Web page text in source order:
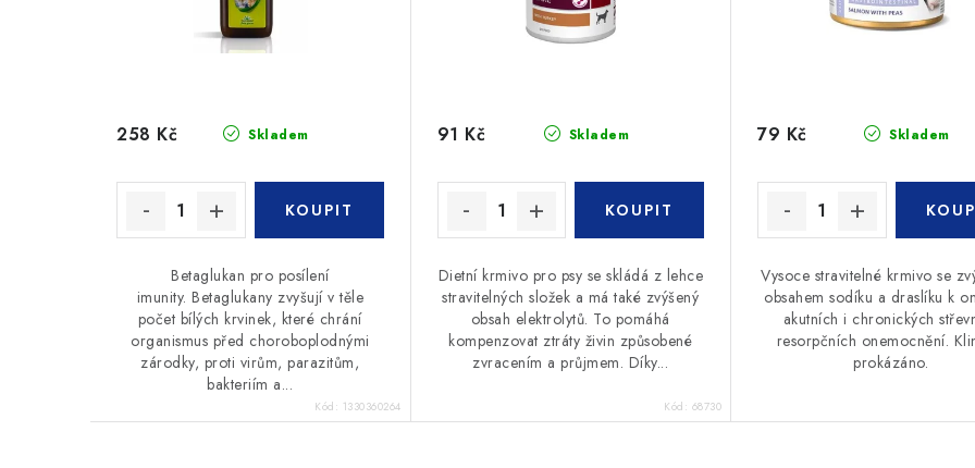
Skladem
258 Kč
Betaglukan pro posílení
imunity. Betaglukany zvyšují v těle
počet bílých krvinek, které chrání
organismus před choroboplodnými
zárodky, proti virům, parazitům,
bakteriím a...
Kód: 1330360264
Skladem
91 Kč
Dietní krmivo pro psy se skládá z lehce
stravitelných složek a má také zvýšený
obsah elektrolytů. To pomáhá
kompenzovat ztráty živin způsobené
zvracením a průjmem. Díky...
Kód: 68730
Skladem
79 Kč
Vysoce stravitelné krmivo se
obsahem sodíku a draslíku k
akutních i chronických
resorpčních onemocnění.
prokázáno.